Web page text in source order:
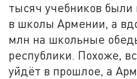
тысяч учебников
в школы Армении, а
млн на школьные
республики. Похоже,
уйдёт в прошлое, а